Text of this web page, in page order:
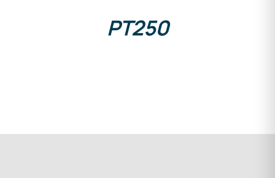
PT250